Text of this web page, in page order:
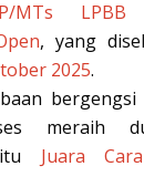
MTs LPBB
, yang
2025.
meraih
Juara